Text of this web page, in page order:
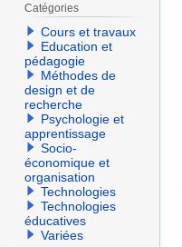
Catégories
Cours et travaux
Education et
pédagogie
Méthodes de
design et de
recherche
Psychologie et
apprentissage
Socio-
économique et
organisation
Technologies
Technologies
éducatives
Variées